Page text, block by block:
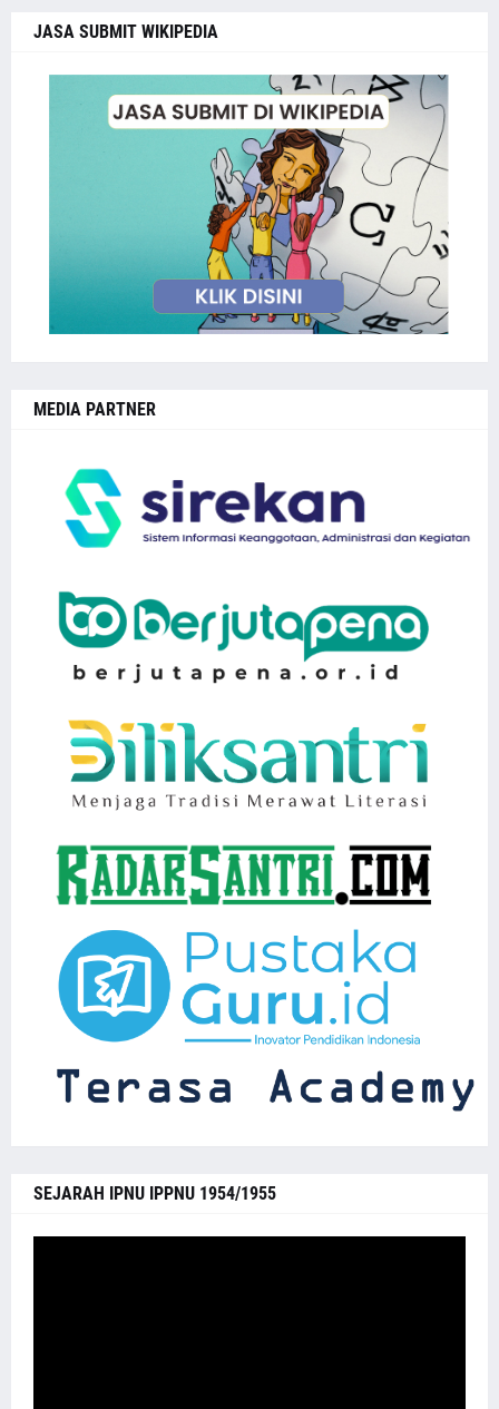
JASA SUBMIT WIKIPEDIA
MEDIA PARTNER
SEJARAH IPNU IPPNU 1954/1955